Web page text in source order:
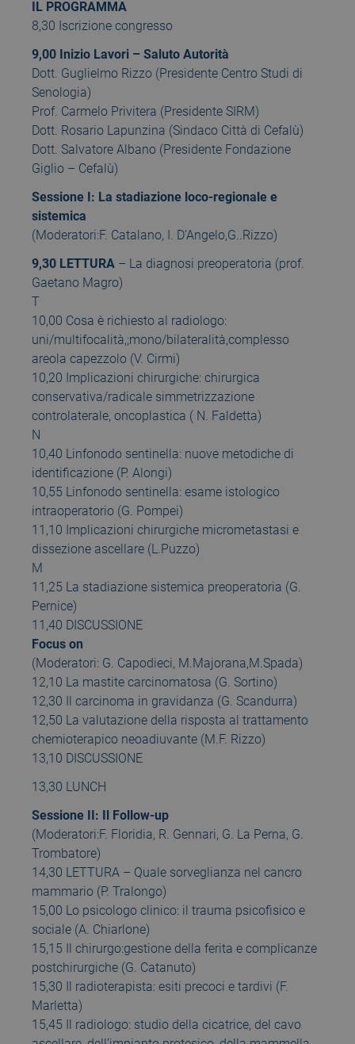
IL PROGRAMMA
8,30 Iscrizione congresso
9,00 Inizio Lavori – Saluto Autorità
Dott. Guglielmo Rizzo (Presidente Centro Studi di
Senologia)
Prof. Carmelo Privitera (Presidente SIRM)
Dott. Rosario Lapunzina (Sindaco Città di Cefalù)
Dott. Salvatore Albano (Presidente Fondazione
Giglio – Cefalù)
Sessione I: La stadiazione loco-regionale e
sistemica
(Moderatori:F. Catalano, I. D’Angelo,G..Rizzo)
9,30 LETTURA – La diagnosi preoperatoria (prof.
Gaetano Magro)
T
10,00 Cosa è richiesto al radiologo:
uni/multifocalità,;mono/bilateralità,complesso
areola capezzolo (V. Cirmi)
10,20 Implicazioni chirurgiche: chirurgica
conservativa/radicale simmetrizzazione
controlaterale, oncoplastica ( N. Faldetta)
N
10,40 Linfonodo sentinella: nuove metodiche di
identificazione (P. Alongi)
10,55 Linfonodo sentinella: esame istologico
intraoperatorio (G. Pompei)
11,10 Implicazioni chirurgiche micrometastasi e
dissezione ascellare (L.Puzzo)
M
11,25 La stadiazione sistemica preoperatoria (G.
Pernice)
11,40 DISCUSSIONE
Focus on
(Moderatori: G. Capodieci, M.Majorana,M.Spada)
12,10 La mastite carcinomatosa (G. Sortino)
12,30 Il carcinoma in gravidanza (G. Scandurra)
12,50 La valutazione della risposta al trattamento
chemioterapico neoadiuvante (M.F. Rizzo)
13,10 DISCUSSIONE
13,30 LUNCH
Sessione II: Il Follow-up
(Moderatori:F. Floridia, R. Gennari, G. La Perna, G.
Trombatore)
14,30 LETTURA – Quale sorveglianza nel cancro
mammario (P. Tralongo)
15,00 Lo psicologo clinico: il trauma psicofisico e
sociale (A. Chiarlone)
15,15 Il chirurgo:gestione della ferita e complicanze
postchirurgiche (G. Catanuto)
15,30 Il radioterapista: esiti precoci e tardivi (F.
Marletta)
15,45 Il radiologo: studio della cicatrice, del cavo